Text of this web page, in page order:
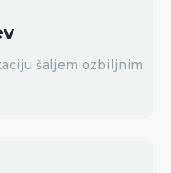
šaljem ozbiljnim